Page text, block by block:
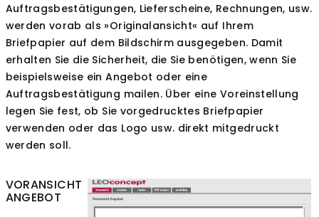
Auftragsbestätigungen, Lieferscheine, Rechnungen, usw.
werden vorab als »Originalansicht« auf Ihrem
Briefpapier auf dem Bildschirm ausgegeben. Damit
erhalten Sie die Sicherheit, die Sie benötigen, wenn Sie
beispielsweise ein Angebot oder eine
Auftragsbestätigung mailen. Über eine Voreinstellung
legen Sie fest, ob Sie vorgedrucktes Briefpapier
verwenden oder das Logo usw. direkt mitgedruckt
werden soll.
VORANSICHT
ANGEBOT